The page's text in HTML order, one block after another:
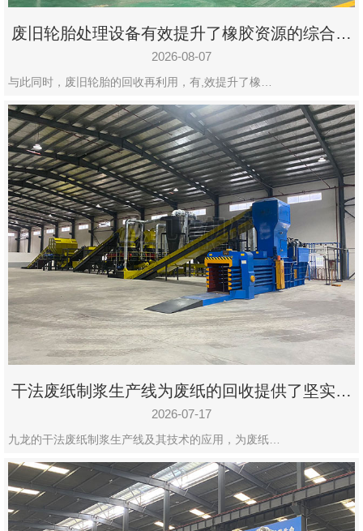
设
有
限
公
司
豫
ICP
备
19020390
号-1
废旧轮胎处理设备有效提升了橡胶资源的综合利
用率
2026-08-07
与此同时，废旧轮胎的回收再利用，有,效提升了橡…
干法废纸制浆生产线为废纸的回收提供了坚实的
保障
2026-07-17
九龙的干法废纸制浆生产线及其技术的应用，为废纸…